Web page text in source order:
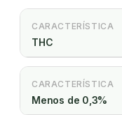
CARACTERÍSTICA
THC
CARACTERÍSTICA
Menos de 0,3%